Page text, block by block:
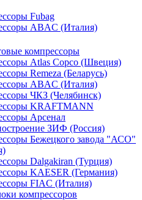
Fubag
ABAC (Италия)
компрессоры
Atlas Copco (Швеция)
Remeza (Беларусь)
ABAC (Италия)
ЧКЗ (Челябинск)
KRAFTMANN
Арсенал
ЗИФ (Россия)
Бежецкого завода "АСО"
Dalgakiran (Турция)
KAESER (Германия)
FIAC (Италия)
компрессоров